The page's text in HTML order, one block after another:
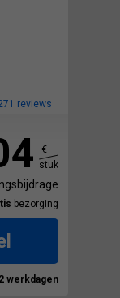
reviews
€
stuk
bezorging
werkdagen